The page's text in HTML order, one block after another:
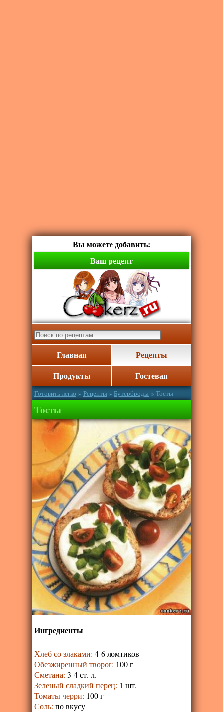
Вы можете добавить:
Ваш рецепт
Главная
Рецепты
Продукты
Гостевая
Готовить легко » Рецепты » Бутерброды » Тосты
Тосты
Ингредиенты
Хлеб со злаками: 4-6 ломтиков
Обезжиренный творог: 100 г
Сметана: 3-4 ст. л.
Зеленый сладкий перец: 1 шт.
Томаты черри: 100 г
Соль: по вкусу